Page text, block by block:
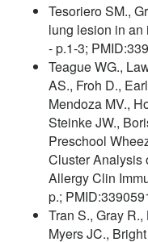
Tesoriero SM.,
lung lesion in an
- p.1-3;
Teague WG.,
AS., Froh D.,
Mendoza MV.,
Steinke JW.,
Preschool
Cluster Analysis
Allergy Clin
p.;
Tran S., Gray
Myers JC.,